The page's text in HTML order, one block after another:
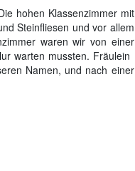
hohen Klassenzimmer mit
Steinfliesen und vor allem
waren wir von einer
warten mussten. Fräulein
Namen, und nach einer